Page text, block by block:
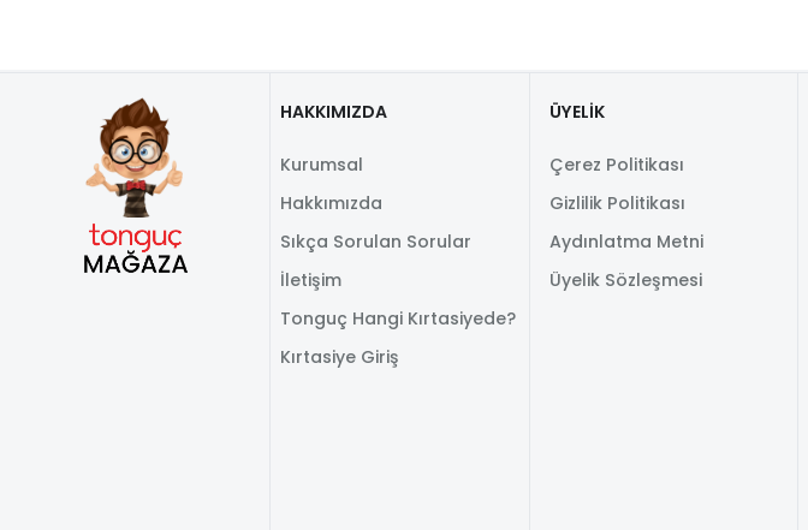
HAKKIMIZDA
Kurumsal
Hakkımızda
Sıkça Sorulan Sorular
İletişim
Tonguç Hangi Kırtasiyede?
Kırtasiye Giriş
ÜYELİK
Çerez Politikası
Gizlilik Politikası
Aydınlatma Metni
Üyelik Sözleşmesi